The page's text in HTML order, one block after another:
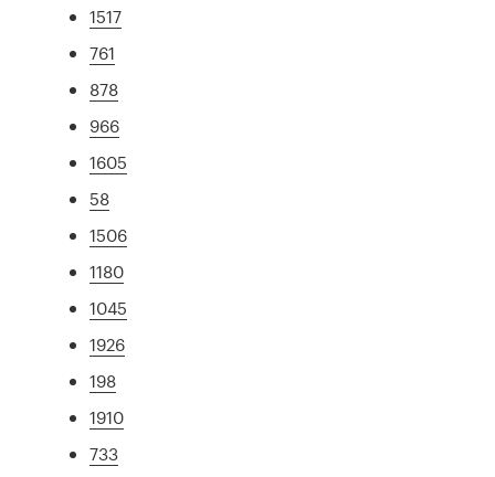
1517
761
878
966
1605
58
1506
1180
1045
1926
198
1910
733